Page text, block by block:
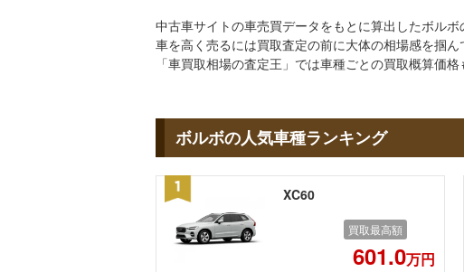
中古車サイトの車売買データをもとに算出したボル
車を高く売るには買取査定の前に大体の相場感を掴
「車買取相場の査定王」では車種ごとの買取概算価
ボルボの人気車種ランキング
XC60
買取最高額
601.0万円